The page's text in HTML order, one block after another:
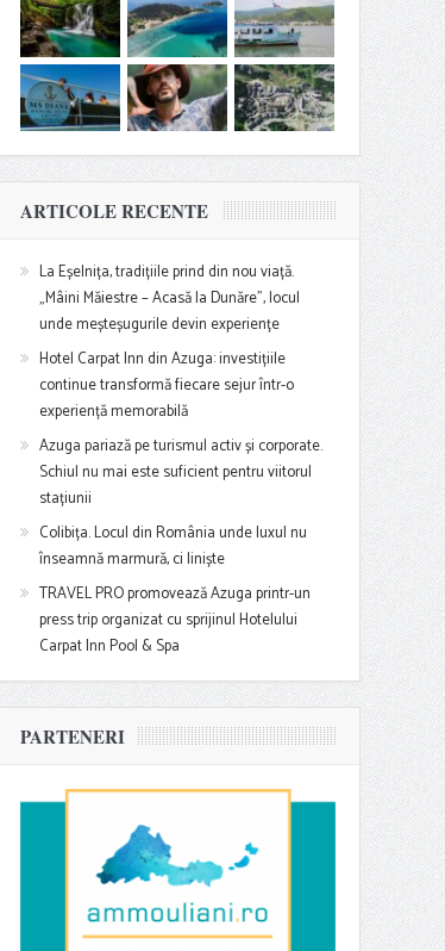
ARTICOLE RECENTE
La Eșelnița, tradițiile prind din nou viață.
„Mâini Măiestre – Acasă la Dunăre”, locul
unde meșteșugurile devin experiențe
Hotel Carpat Inn din Azuga: investițiile
continue transformă fiecare sejur într-o
experiență memorabilă
Azuga pariază pe turismul activ și corporate.
Schiul nu mai este suficient pentru viitorul
stațiunii
Colibița. Locul din România unde luxul nu
înseamnă marmură, ci liniște
TRAVEL PRO promovează Azuga printr-un
press trip organizat cu sprijinul Hotelului
Carpat Inn Pool & Spa
PARTENERI